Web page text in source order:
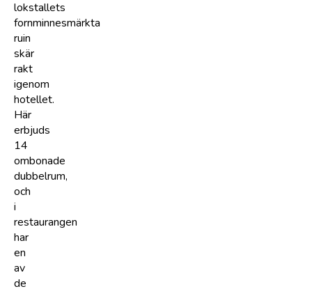
lokstallets
fornminnesmärkta
ruin
skär
rakt
igenom
hotellet.
Här
erbjuds
14
ombonade
dubbelrum,
och
i
restaurangen
har
en
av
de